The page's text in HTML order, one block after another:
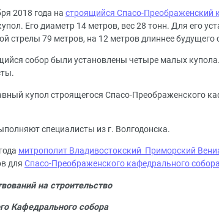
2018 года на строящийся Спасо-Преображенский
Его диаметр 14 метров, вес 28 тонн. Для его
стрелы 79 метров, на 12 метров длиннее будущего
собор были установлены четыре малых
купол строящегося Спасо-Преображенского
специалисты из г. Волгодонска.
митрополит Владивостокский Приморский
для Спасо-Преображенского кафедрального собора
на строительство
Кафедрального собора